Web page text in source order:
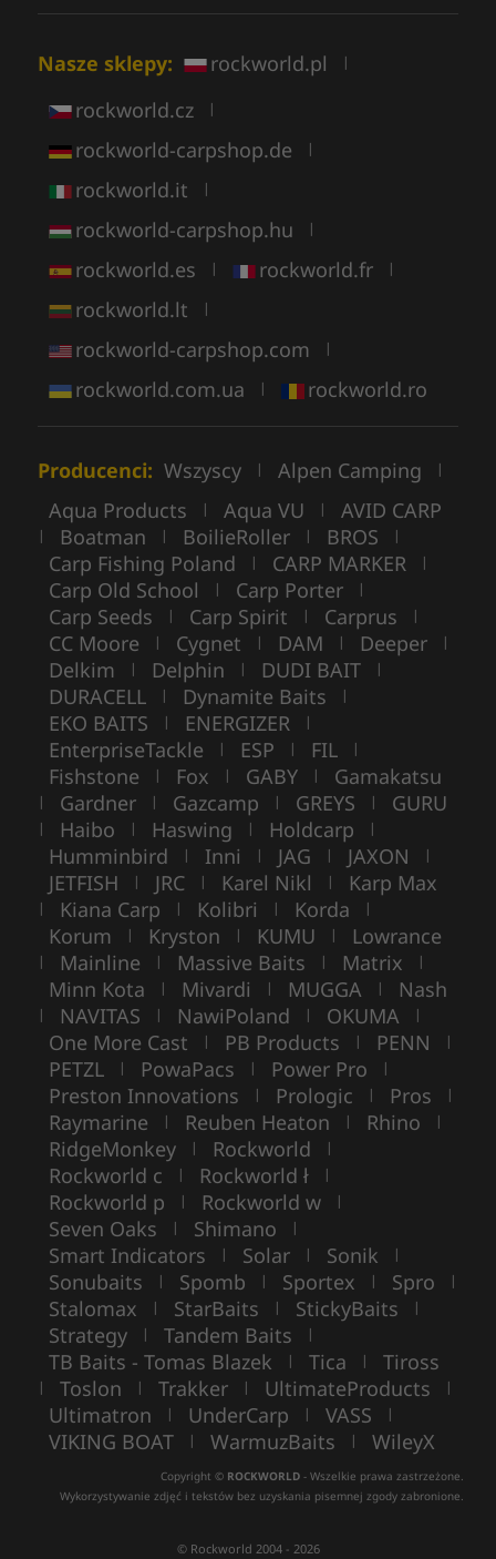
Nasze sklepy: rockworld.pl |
rockworld.cz |
rockworld-carpshop.de |
rockworld.it |
rockworld-carpshop.hu |
rockworld.es | rockworld.fr |
rockworld.lt |
rockworld-carpshop.com |
rockworld.com.ua | rockworld.ro
Producenci: Wszyscy | Alpen Camping |
Aqua Products | Aqua VU | AVID CARP
| Boatman | BoilieRoller | BROS |
Carp Fishing Poland | CARP MARKER |
Carp Old School | Carp Porter |
Carp Seeds | Carp Spirit | Carprus |
CC Moore | Cygnet | DAM | Deeper |
Delkim | Delphin | DUDI BAIT |
DURACELL | Dynamite Baits |
EKO BAITS | ENERGIZER |
EnterpriseTackle | ESP | FIL |
Fishstone | Fox | GABY | Gamakatsu
| Gardner | Gazcamp | GREYS | GURU
| Haibo | Haswing | Holdcarp |
Humminbird | Inni | JAG | JAXON |
JETFISH | JRC | Karel Nikl | Karp Max
| Kiana Carp | Kolibri | Korda |
Korum | Kryston | KUMU | Lowrance
| Mainline | Massive Baits | Matrix |
Minn Kota | Mivardi | MUGGA | Nash
| NAVITAS | NawiPoland | OKUMA |
One More Cast | PB Products | PENN |
PETZL | PowaPacs | Power Pro |
Preston Innovations | Prologic | Pros |
Raymarine | Reuben Heaton | Rhino |
RidgeMonkey | Rockworld |
Rockworld c | Rockworld ł |
Rockworld p | Rockworld w |
Seven Oaks | Shimano |
Smart Indicators | Solar | Sonik |
Sonubaits | Spomb | Sportex | Spro |
Stalomax | StarBaits | StickyBaits |
Strategy | Tandem Baits |
TB Baits - Tomas Blazek | Tica | Tiross
| Toslon | Trakker | UltimateProducts |
Ultimatron | UnderCarp | VASS |
VIKING BOAT | WarmuzBaits | WileyX
Copyright © ROCKWORLD - Wszelkie prawa zastrzeżone.
Wykorzystywanie zdjęć i tekstów bez uzyskania pisemnej zgody zabronione.
© Rockworld 2004 - 2026